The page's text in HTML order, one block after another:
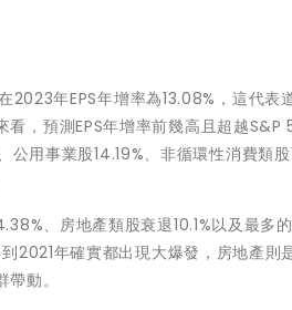
年EPS年增率為13.08%，這代表
，預測EPS年增率前幾高且超越
用事業股14.19%、非循環性消費類
、房地產類股衰退10.1%以及最多
2021年確實都出現大爆發，房地產則
動。